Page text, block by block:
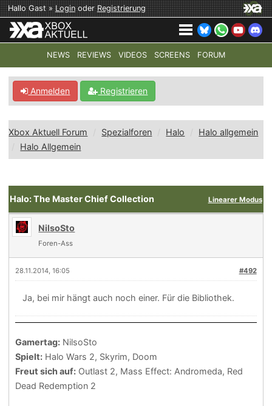
Hallo Gast »LoginoderRegistrierung
NEWS REVIEWS VIDEOS SCREENS FORUM
TOP-THEMEN: COD: MODERN WARFARE 4 HALO:
Anmelden Registrieren
Xbox Aktuell Forum Spezialforen Halo
Halo allgemein
Halo Allgemein
Linearer Modus
Halo: The Master Chief Collection
NilsoSto
Foren-Ass
#492
28.11.2014, 16:05
Ja, bei mir hängt auch noch einer. Für die Bibliothek.
Gamertag: NilsoSto
Spielt: Halo Wars 2, Skyrim, Doom
Freut sich auf: Outlast 2, Mass Effect: Andromeda, Red
Dead Redemption 2